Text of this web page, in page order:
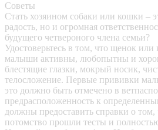
Советы
Стать хозяином собаки или кошки –
радость, но и огромная
будущего четвероного члена семьи?
Удостоверьтесь в том, что щенок или
малыши активны, любопытны и
блестящие глазки, мокрый носик,
телосложение. Первые прививки
это должно быть отмечено в
предрасположенность к
должны предоставить справки о том,
потомство прошли тесты и